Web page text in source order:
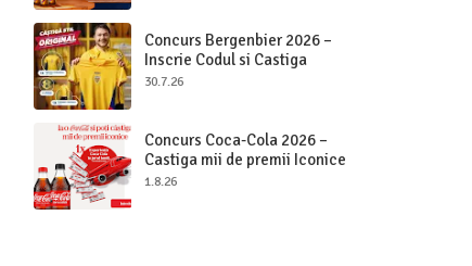
Concurs Bergenbier 2026 –
Inscrie Codul si Castiga
Premii Originale
30.7.26
Concurs Coca-Cola 2026 –
Castiga mii de premii Iconice
1.8.26